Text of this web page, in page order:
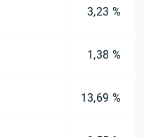
3,23 %
1,38 %
13,69 %